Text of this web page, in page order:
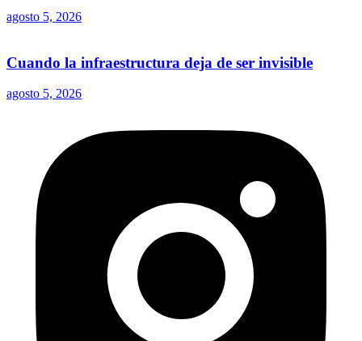
agosto 5, 2026
Cuando la infraestructura deja de ser invisible
agosto 5, 2026